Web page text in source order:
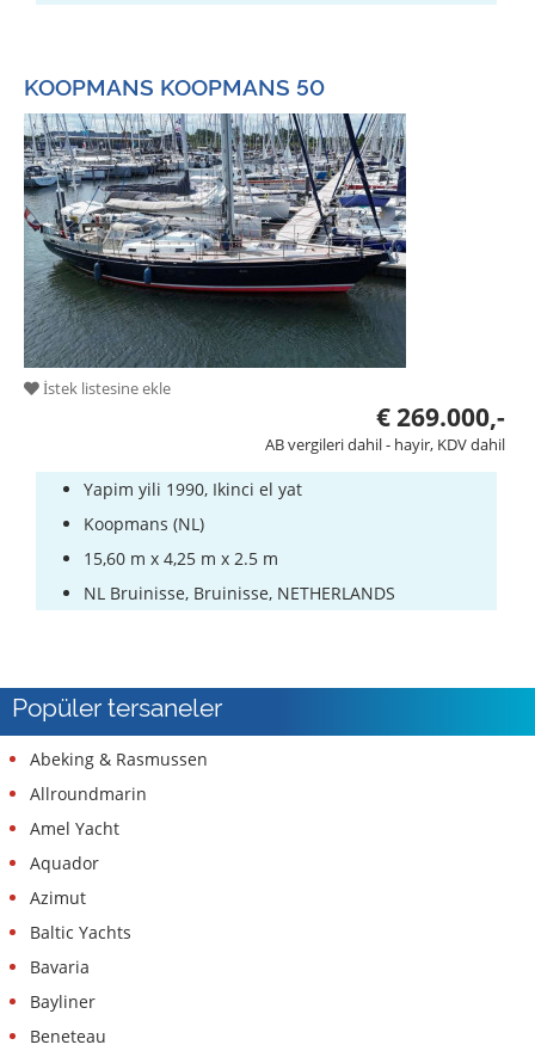
KOOPMANS KOOPMANS 50
İstek listesine ekle
€ 269.000,-
AB vergileri dahil - hayir, KDV dahil
Yapim yili 1990, Ikinci el yat
Koopmans (NL)
15,60 m x 4,25 m x 2.5 m
NL Bruinisse, Bruinisse, NETHERLANDS
Popüler tersaneler
Abeking & Rasmussen
Allroundmarin
Amel Yacht
Aquador
Azimut
Baltic Yachts
Bavaria
Bayliner
Beneteau